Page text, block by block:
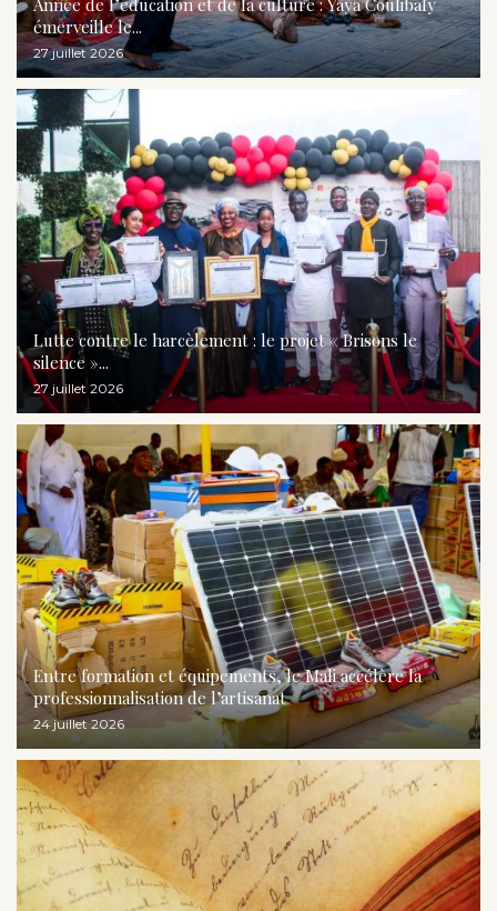
émerveille le...
27 juillet 2026
Lutte contre le harcèlement : le projet « Brisons le
silence »...
27 juillet 2026
Entre formation et équipements, le Mali accélère la
professionnalisation de l’artisanat
24 juillet 2026